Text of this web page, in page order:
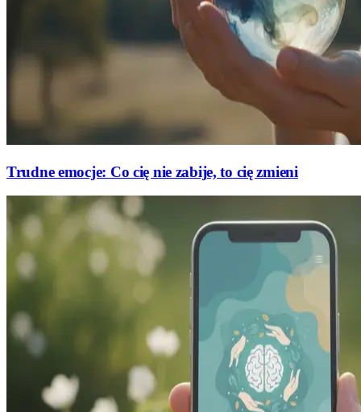
Trudne emocje: Co cię nie zabije, to cię zmieni